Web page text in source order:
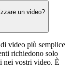
un video?
video più semplice
richiedono solo
nei vostri video. È